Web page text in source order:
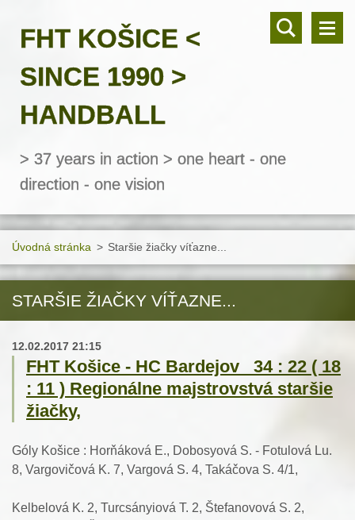
FHT KOŠICE <
SINCE 1990 >
HANDBALL
> 37 years in action > one heart - one
direction - one vision
Úvodná stránka > Staršie žiačky víťazne...
STARŠIE ŽIAČKY VÍŤAZNE...
12.02.2017 21:15
FHT Košice - HC Bardejov 34 : 22 ( 18
: 11 ) Regionálne majstrovstvá staršie
žiačky,
Góly Košice : Horňáková E., Dobosyová S. - Fotulová Lu.
8, Vargovičová K. 7, Vargová S. 4, Takáčova S. 4/1,
Kelbelová K. 2, Turcsányiová T. 2, Štefanovová S. 2,